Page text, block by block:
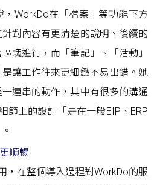
WorkDo在「檔案」等功能下方
對內容有更清楚的說明、後續的
塊進行，而「筆記」、「活動」
讓工作往來更細緻不易出錯。她
連串的動作，其中有很多的溝通
節上的設計「是在一般EIP、ERP
順暢
，在整個導入過程對WorkDo的服